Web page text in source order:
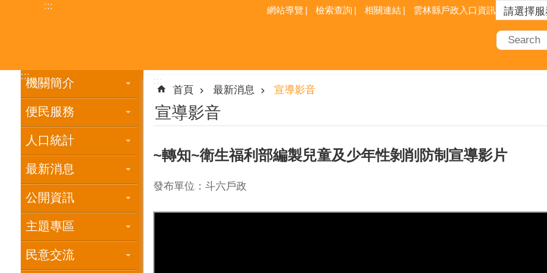
跳到主要內容區塊
::: 網站導覽 檢索查詢 相關連結 雲林縣戶政入口資訊網
:::
機關簡介
便民服務
人口統計
最新消息
公開資訊
主題專區
民意交流
:::
首頁 最新消息 宣導影音
宣導影音
~轉知~衛生福利部編製兒童及少年性剝削防制宣導影片
發布單位：斗六戶政